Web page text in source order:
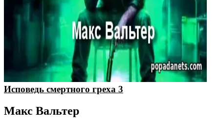
Исповедь смертного греха 3
Макс Вальтер